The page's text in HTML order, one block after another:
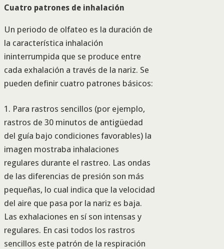
Cuatro patrones de inhalación
Un periodo de olfateo es la duración de
la característica inhalación
ininterrumpida que se produce entre
cada exhalación a través de la nariz. Se
pueden definir cuatro patrones básicos:
1. Para rastros sencillos (por ejemplo,
rastros de 30 minutos de antigüedad
del guía bajo condiciones favorables) la
imagen mostraba inhalaciones
regulares durante el rastreo. Las ondas
de las diferencias de presión son más
pequeñas, lo cual indica que la velocidad
del aire que pasa por la nariz es baja.
Las exhalaciones en sí son intensas y
regulares. En casi todos los rastros
sencillos este patrón de la respiración